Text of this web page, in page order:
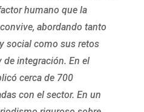
humano que la
abordando tanto
social como sus retos
integración. En el
cerca de 700
con el sector. En un